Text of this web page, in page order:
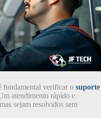
fundamental verificar o suporte
atendimento rápido e
sejam resolvidos sem